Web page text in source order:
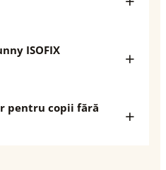
ISOFIX
pentru copii fără